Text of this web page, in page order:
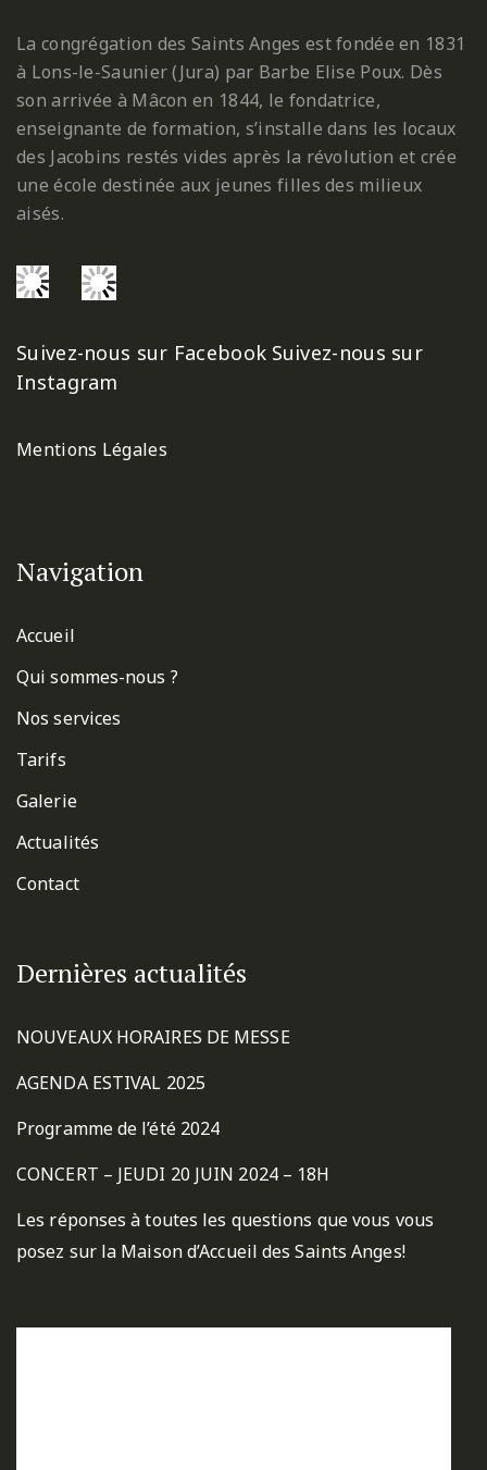
La congrégation des Saints Anges est fondée en 1831
à Lons-le-Saunier (Jura) par Barbe Elise Poux. Dès
son arrivée à Mâcon en 1844, le fondatrice,
enseignante de formation, s’installe dans les locaux
des Jacobins restés vides après la révolution et crée
une école destinée aux jeunes filles des milieux
aisés.
Suivez-nous sur Facebook Suivez-nous sur
Instagram
Mentions Légales
Navigation
Accueil
Qui sommes-nous ?
Nos services
Tarifs
Galerie
Actualités
Contact
Dernières actualités
NOUVEAUX HORAIRES DE MESSE
AGENDA ESTIVAL 2025
Programme de l’été 2024
CONCERT – JEUDI 20 JUIN 2024 – 18H
Les réponses à toutes les questions que vous vous
posez sur la Maison d’Accueil des Saints Anges!